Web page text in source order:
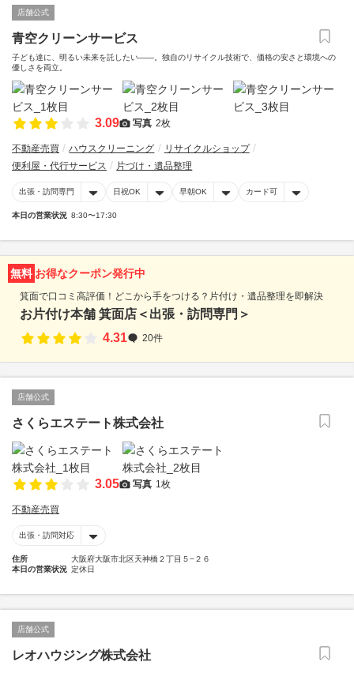
店舗公式
青空クリーンサービス
子ども達に、明るい未来を託したい――。独自のリサイクル技術で、価格の安さと環境への
優しさを両立。
3.09 写真 2枚
不動産売買 ハウスクリーニング
リサイクルショップ
便利屋・代行サービス
片づけ・遺品整理
出張・訪問専門 日祝OK 早朝OK カード可
本日の営業状況 8:30〜17:30
無料 お得なクーポン発行中
箕面で口コミ高評価！どこから手をつける？片付け・遺品整理を即解決
お片付け本舗 箕面店＜出張・訪問専門＞
4.31
20件
店舗公式
さくらエステート株式会社
3.05 写真 1枚
不動産売買
出張・訪問対応
住所
大阪府大阪市北区天神橋２丁目５−２６
本日の営業状況 定休日
店舗公式
レオハウジング株式会社